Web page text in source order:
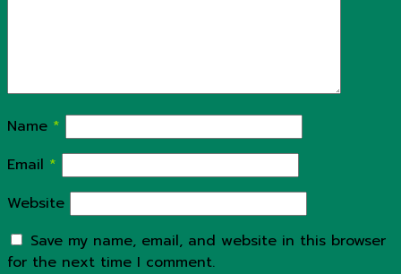
Name *
Email *
Website
Save my name, email, and website in this browser
for the next time I comment.